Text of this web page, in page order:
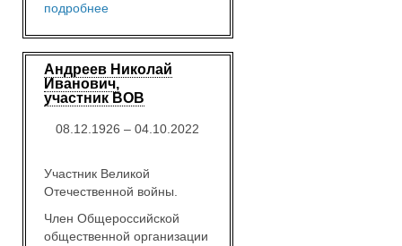
подробнее
Андреев Николай
Иванович,
участник ВОВ
08.12.1926 – 04.10.2022
Участник Великой
Отечественной войны.
Член Общероссийской
общественной организации